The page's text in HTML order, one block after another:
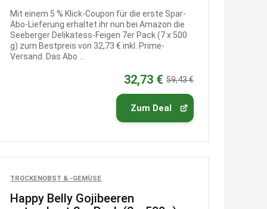
Mit einem 5 % Klick-Coupon für die erste Spar-
Abo-Lieferung erhaltet ihr nun bei Amazon die
Seeberger Delikatess-Feigen 7er Pack (7 x 500
g) zum Bestpreis von 32,73 € inkl. Prime-
Versand. Das Abo ...
32,73 € 59,43 €
Zum Deal
TROCKENOBST & -GEMÜSE
Happy Belly Gojibeeren
Gratis Campari Spritz / Aperol
Spritz für Gastronomiegratis-
aperitivo.de/
Das Koffersez gibt es nicht mehr
zu dem Preis
8:31
↩
Strandnixe